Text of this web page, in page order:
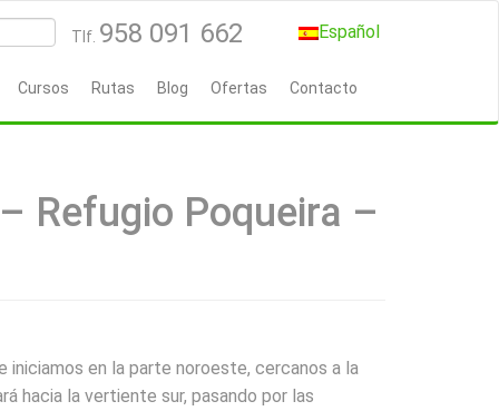
Español
Tlf. 958 091 662
Cursos Rutas Blog Ofertas Contacto
Refugio Poqueira –
iniciamos en la parte noroeste, cercanos a la
hacia la vertiente sur, pasando por las